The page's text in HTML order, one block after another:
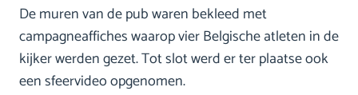
De muren van de pub waren bekleed met
campagneaffiches waarop vier Belgische atleten in de
kijker werden gezet. Tot slot werd er ter plaatse ook
een sfeervideo opgenomen.